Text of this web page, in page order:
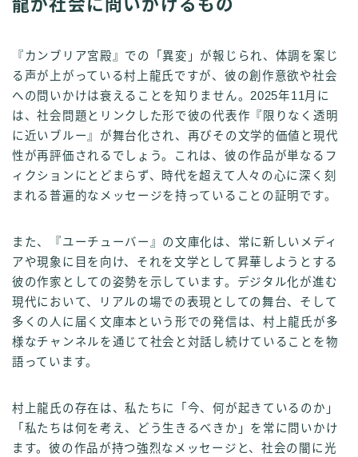
龍が社会に問いかけるもの
『カンブリア宮殿』での「異変」が報じられ、体調を案じ
る声が上がっている村上龍氏ですが、彼の創作意欲や社会
への問いかけは衰えることを知りません。2025年11月に
は、社会問題とリンクした形で彼の代表作『限りなく透明
に近いブルー』が舞台化され、再びその文学的価値と現代
性が再評価されるでしょう。これは、彼の作品が単なるフ
ィクションにとどまらず、時代を超えて人々の心に深く刻
まれる普遍的なメッセージを持っていることの証明です。
また、『ユーチューバー』の文庫化は、常に新しいメディ
アや現象に目を向け、それを文学として昇華しようとする
彼の作家としての姿勢を示しています。デジタル化が進む
現代において、リアルの場での表現としての舞台、そして
多くの人に届く文庫本という形での発信は、村上龍氏が多
様なチャンネルを通じて社会と対話し続けていることを物
語っています。
村上龍氏の存在は、私たちに「今、何が起きているのか」
「私たちは何を考え、どう生きるべきか」を常に問いかけ
ます。彼の作品が持つ強烈なメッセージと、社会の闇に光